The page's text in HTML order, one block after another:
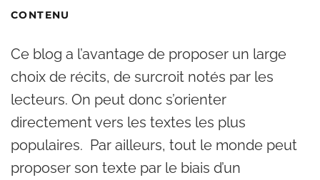
CONTENU
Ce blog a l’avantage de proposer un large
choix de récits, de surcroit notés par les
lecteurs. On peut donc s’orienter
directement vers les textes les plus
populaires. Par ailleurs, tout le monde peut
proposer son texte par le biais d’un